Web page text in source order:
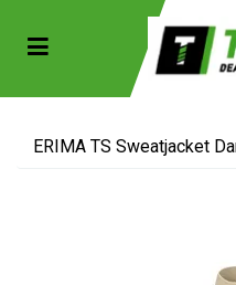
(Sportkleding)
(Collecties)
Toggle navigation
ERIMA TS Sweatjacket